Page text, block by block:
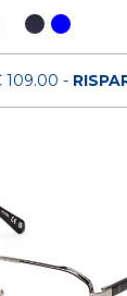
109.00 -